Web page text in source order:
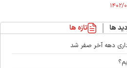
ها تازه ها
دهه آخر صفر شد